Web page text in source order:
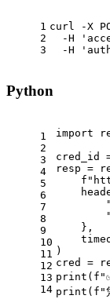
1
2
3
curl -X
-H
-H
Python
1
2
3
4
5
6
7
8
9
10
11
12
13
14
import
cred_id
resp =
    },
)
cred =
print(
print( f"